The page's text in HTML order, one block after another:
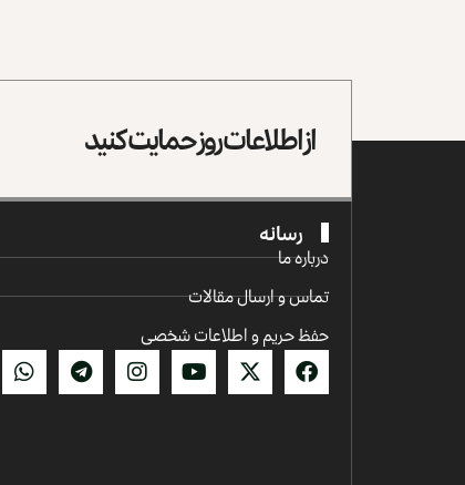
از اطلاعات روز حمایت کنید
رسانه
درباره ما
تماس و ارسال مقالات
حفظ حریم و اطلاعات شخصی